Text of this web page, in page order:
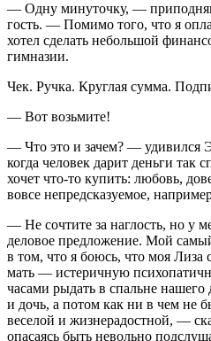
— Одну минуточку, — приподняв
гость. — Помимо того, что я
хотел сделать небольшой
гимназии.
Чек. Ручка. Круглая сумма.
— Вот возьмите!
— Что это и зачем? — удивился
когда человек дарит деньги так
хочет что-то купить: любовь,
вовсе непредсказуемое,
— Не сочтите за наглость, но у
деловое предложение. Мой
в том, что я боюсь, что моя Лиза
мать — истеричную
часами рыдать в спальне нашего
и дочь, а потом как ни в чем не
веселой и жизнерадостной, —
опасаясь быть невольно